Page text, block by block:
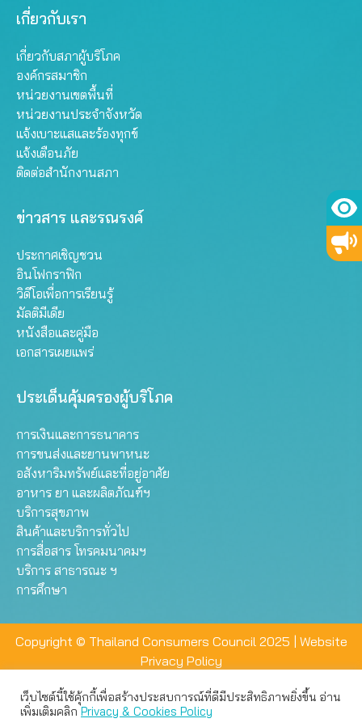
เกี่ยวกับเรา
เกี่ยวกับสภาผู้บริโภค
องค์กรสมาชิก
หน่วยงานเขตพื้นที่
หน่วยงานประจำจังหวัด
แจ้งเบาะแสและร้องทุกข์
แจ้งเตือนภัย
ติดต่อสำนักงานสภา
ข่าวสาร และรณรงค์
ประกาศเชิญชวน
อินโฟกราฟิก
วิดีโอเพื่อการเรียนรู้
มัลติมีเดีย
หนังสือและคู่มือ
เอกสารเผยแพร่
ประเด็นคุ้มครองผู้บริโภค
การเงินและการธนาคาร
การขนส่งและยานพาหนะ
อสังหาริมทรัพย์และที่อยู่อาศัย
อาหาร ยา และผลิตภัณฑ์ฯ
บริการสุขภาพ
สินค้าและบริการทั่วไป
การสื่อสาร โทรคมนาคมฯ
บริการ สาธารณะ ฯ
การศึกษา
Copyright © Thailand Consumers Council 2025 | Website
Privacy Policy
เว็บไซต์นี้ใช้คุ้กกี้เพื่อสร้างประสบการณ์ที่ดีมีประสิทธิภาพยิ่งขึ้น อ่าน
เพิ่มเติมคลิกPrivacy & Cookies Policy
เว็บไซต์นี้ใช้คุกกี้เพื่อมอบประสบการณ์การใช้งานที่ดีให้แก่ท่าน คุณ
สามารถเลือกตั้งค่าความเป็นส่วนตัวได้